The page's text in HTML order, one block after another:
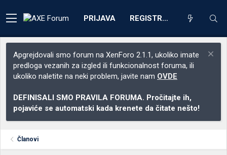
PRIJAVA REGISTRACIJA
Apgrejdovali smo forum na XenForo 2.1.1, ukoliko imate
predloga vezanih za izgled ili funkcionalnost foruma, ili
ukoliko naletite na neki problem, javite nam OVDE
DEFINISALI SMO PRAVILA FORUMA. Pročitajte ih,
pojaviće se automatski kada krenete da čitate nešto!
Članovi